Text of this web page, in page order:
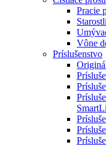
Pracie
Vône
Príslušenstvo